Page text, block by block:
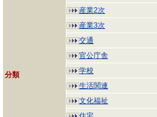
分類
産業2次
産業3次
交通
官公庁舎
学校
生活関連
文化福祉